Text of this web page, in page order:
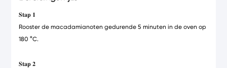
𝐒𝐭𝐚𝐩 𝟏
Rooster de macadamianoten gedurende 5 minuten in de oven op
180 °C.
𝐒𝐭𝐚𝐩 𝟐